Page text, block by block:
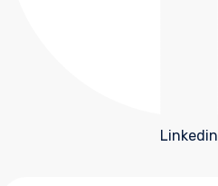
Linkedin